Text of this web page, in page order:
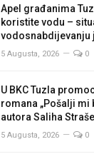
Apel građanima
koristite vodu –
vodosnabdijevanju
5 Augusta, 2026 0
U BKC Tuzla
romana „Pošalji mi
autora Saliha
5 Augusta, 2026 0